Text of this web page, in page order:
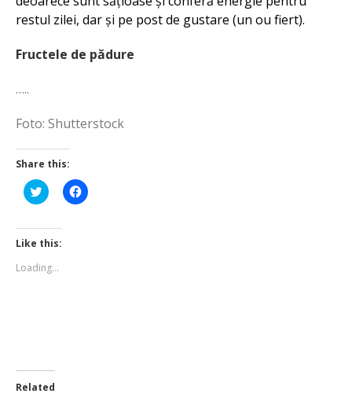
restul zilei, dar și pe post de gustare (un ou fiert).
Fructele de pădure
…..
Foto: Shutterstock
Share this:
Click
to
Twitter
(Opens
in
window)
Click
to
Like this:
Loading...
Related